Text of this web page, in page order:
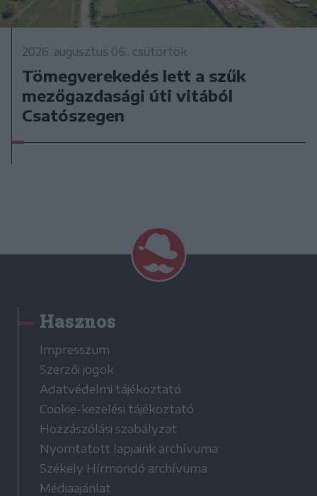
2026. augusztus 06., csütörtök
Tömegverekedés lett a szűk
mezőgazdasági úti vitából
Csatószegen
Hasznos
Impresszum
Szerzői jogok
Adatvédelmi tájékoztató
Cookie-kezelési tájékoztató
Hozzászólási szabályzat
Nyomtatott lapjaink archívuma
Székely Hírmondó archívuma
Médiaajánlat